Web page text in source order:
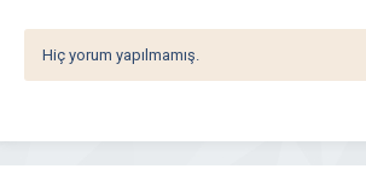
Hiç yorum yapılmamış.